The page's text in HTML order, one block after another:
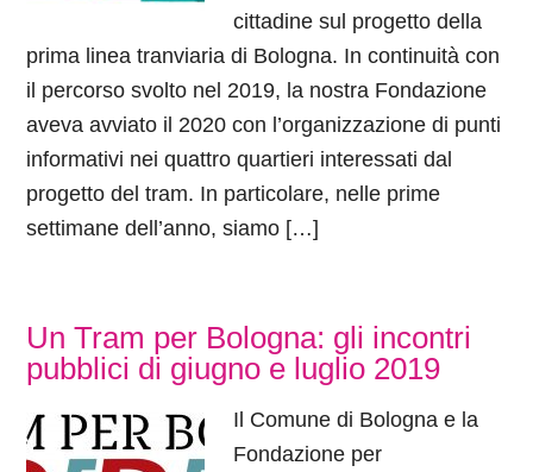
cittadine sul progetto della
prima linea tranviaria di Bologna. In continuità con
il percorso svolto nel 2019, la nostra Fondazione
aveva avviato il 2020 con l’organizzazione di punti
informativi nei quattro quartieri interessati dal
progetto del tram. In particolare, nelle prime
settimane dell’anno, siamo […]
Un Tram per Bologna: gli incontri
pubblici di giugno e luglio 2019
Il Comune di Bologna e la
Fondazione per